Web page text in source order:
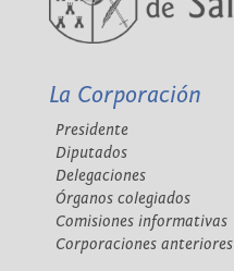
La Corporación
Presidente
Diputados
Delegaciones
Órganos colegiados
Comisiones informativas
Corporaciones anteriores